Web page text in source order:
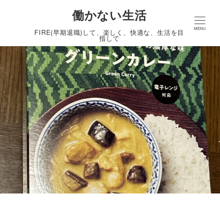
働かない生活
FIRE(早期退職)して、楽しく、快適な、生活を目
指して
MENU